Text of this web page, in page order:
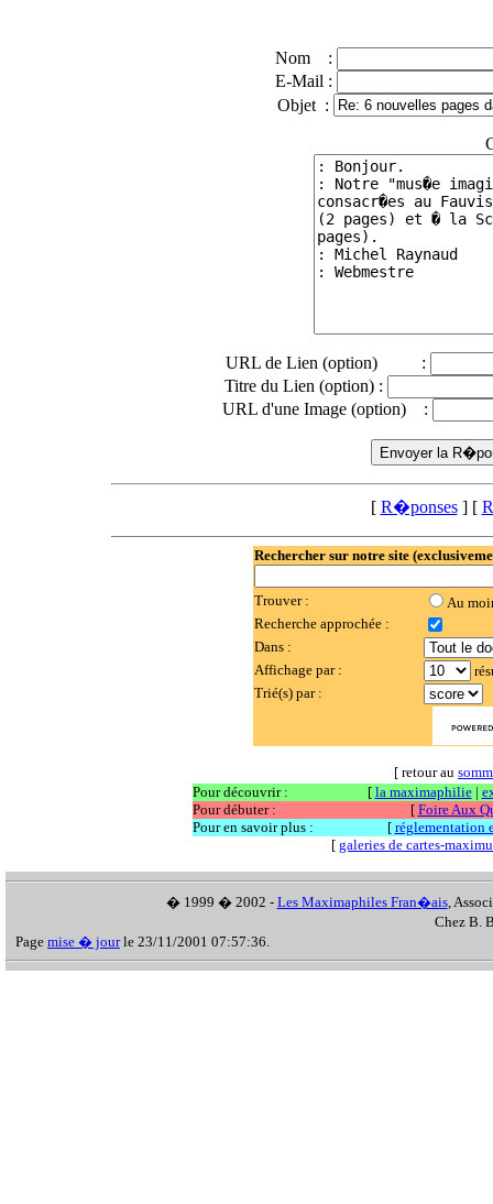
Nom :
E-Mail :
Objet :
URL de Lien (option) :
Titre du Lien (option) :
URL d'une Image (option) :
[ R�ponses] [
Rechercher sur notre site
Trouver :
Au
Recherche approchée :
Dans :
Affichage par :
Trié(s) par :
[ retour au
Pour découvrir :
[ la maximaphilie|
Pour débuter :
[ Foire Aux
Pour en savoir plus :
[ réglementation
[ galeries de cartes-
� 1999 � 2002 - Les Maximaphiles Fran�ais,
Chez B.
Page mise � jourle 23/11/2001 07:57:36.